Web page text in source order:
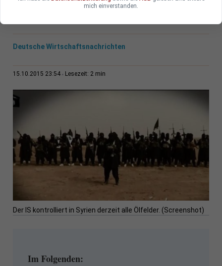
Deutsche Wirtschaftsnachrichten
15.10.2015 23:54 Lesezeit: 2 min
Der IS kontrolliert in Syrien derzeit alle Ölfelder. (Screenshot)
Im Folgenden:
mich einverstanden.